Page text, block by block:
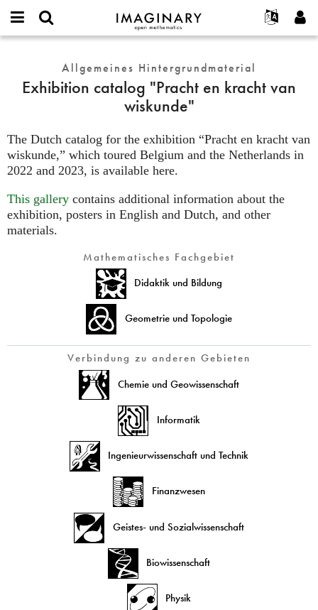
IMAGINARY
open
Français
Deutsch
한국어
Español
Türkçe
Programme
Galerien
Hands-on
Filme
Texte
Mehr...
Projekte
Mitmachen
Kontakt
username
Passwort
Neues Benutzerkonto erstellen
Exhibition
catalog
"Pracht
van
wiskunde"
Allgemeines Hintergrundmaterial
Exhibition catalog "Pracht en kracht van
wiskunde"
The Dutch catalog for the exhibition “Pracht en kracht van
wiskunde,” which toured Belgium and the Netherlands in
2022 and 2023, is available here.
This gallery contains additional information about the
exhibition, posters in English and Dutch, and other
materials.
Mathematisches Fachgebiet
Didaktik und Bildung
Geometrie und Topologie
Verbindung zu anderen Gebieten
Chemie und Geowissenschaft
Informatik
Ingenieurwissenschaft und Technik
Finanzwesen
Geistes- und Sozialwissenschaft
Biowissenschaft
Physik